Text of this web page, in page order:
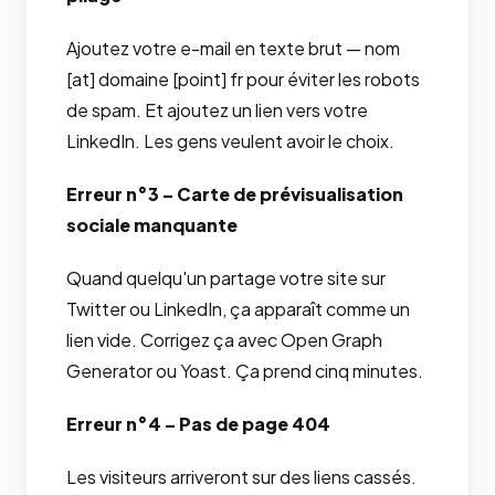
Ajoutez votre e-mail en texte brut — nom
[at] domaine [point] fr pour éviter les robots
de spam. Et ajoutez un lien vers votre
LinkedIn. Les gens veulent avoir le choix.
Erreur n°3 – Carte de prévisualisation
sociale manquante
Quand quelqu'un partage votre site sur
Twitter ou LinkedIn, ça apparaît comme un
lien vide. Corrigez ça avec Open Graph
Generator ou Yoast. Ça prend cinq minutes.
Erreur n°4 – Pas de page 404
Les visiteurs arriveront sur des liens cassés.